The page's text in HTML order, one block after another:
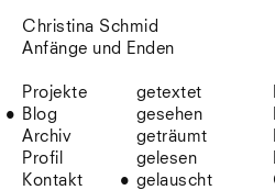
Christina Schmid
Anfänge und Enden
Projekte
Blog
Archiv
Profil
Kontakt
getextet
gesehen
geträumt
gelesen
gelauscht